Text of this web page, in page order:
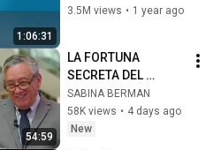
1:06:31
experta en
3.5M views • 1 year ago
54:59
LA FORTUNA
SECRETA DEL
CARDENAL
NORBERTO RIVERA.
LARGO ALIENTO con
SABINA BERMAN
58K views • 4 days ago
New